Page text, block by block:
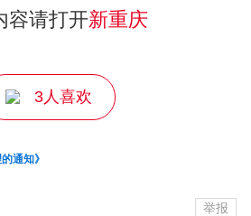
容请打开新重庆
3人喜欢
通知》
举报